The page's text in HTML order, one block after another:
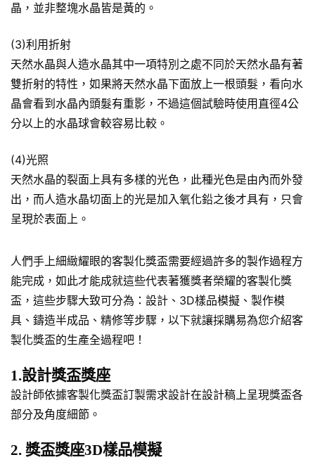
晶，並非整塊水晶皆是黃的。
(3)利用折射
天然水晶與人造水晶其中一項特別之處不同於天然水晶有著
雙折射的特性，如果將天然水晶下面放上一根頭髮，看向水
晶會看到水晶內頭髮有重影，不過這個試驗時使用直徑4公
分以上的水晶球會較容易比較。
(4)光照
天然水晶的裂面上具有多樣的光色，此種光色是由內而外發
出，而人造水晶切面上的光是加入氧化鉛之後才具有，只會
呈現於表面上。
人們手上細緻耀眼的客製化獎盃需要經過許多的製作過程方
能完成，如此才能成就這些代表著獲獎者榮耀的客製化獎
盃，這些步驟大致可分為：設計、3D樣品模擬、製作模
具、鑄造半成品、精修等步驟，以下就讓採購易為您介紹客
製化獎盃的生產全過程吧！
1.設計獎盃獎座
設計師依據客製化獎盃訂製需求設計在設計稿上呈現獎盃各
部分及角度細節。
2. 獎盃獎座3D樣品模擬